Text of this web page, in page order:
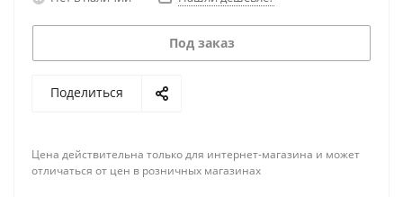
Под заказ
Поделиться
Цена действительна только для интернет-магазина и может
отличаться от цен в розничных магазинах